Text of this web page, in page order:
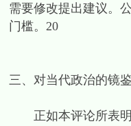
需要修改提出建议。
门槛。20
三、对当代政治的镜鉴
正如本评论所表明